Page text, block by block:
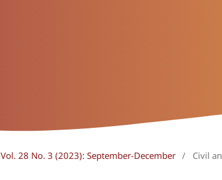
Vol. 28 No. 3 (2023): September-December / Civil